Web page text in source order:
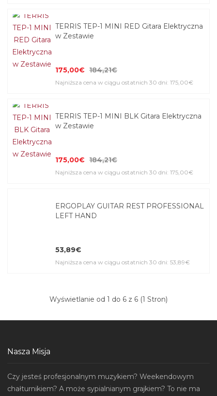
TERRIS TEP-1 MINI RED Gitara Elektryczna
w Zestawie
175,00€ 184,21€
Najniższa cena w ciągu ostatnich 30 dni: 175,00€
TERRIS TEP-1 MINI BLK Gitara Elektryczna
w Zestawie
175,00€ 184,21€
Najniższa cena w ciągu ostatnich 30 dni: 175,00€
ERGOPLAY GUITAR REST PROFESSIONAL
LEFT HAND
53,89€
Najniższa cena w ciągu ostatnich 30 dni: 53,89€
Wyświetlanie od 1 do 6 z 6 (1 Stron)
Nasza Misja
Czy jesteś profesjonalnym muzykiem? Weekendowym
chałturnikiem? A może sypialnianym grajkiem? To nie ma